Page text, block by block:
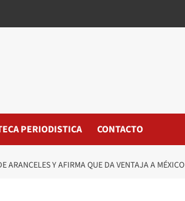
PERIODISTICA CONTACTO
ARANCELES Y AFIRMA QUE DA VENTAJA A MÉXICO